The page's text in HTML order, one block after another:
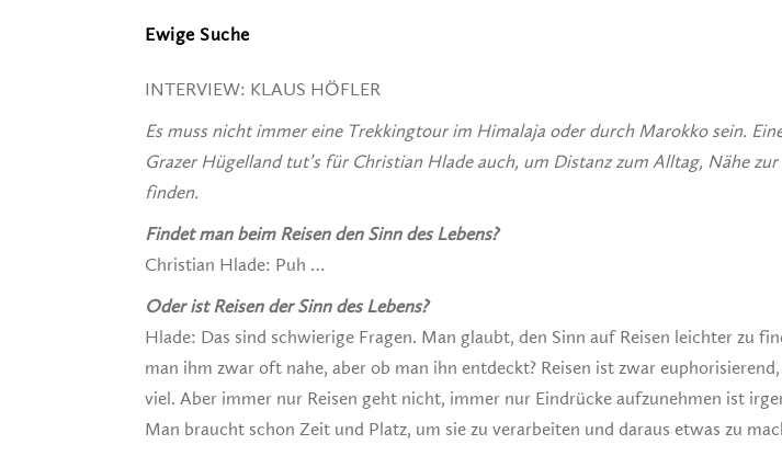
Ewige Suche
INTERVIEW: KLAUS HÖFLER
Es muss nicht immer eine Trekkingtour im Himalaja oder durch Marokko sein.
Grazer Hügelland tut’s für Christian Hlade auch, um Distanz zum Alltag, Nähe
finden.
Findet man beim Reisen den Sinn des Lebens?
Christian Hlade: Puh …
Oder ist Reisen der Sinn des Lebens?
Hlade: Das sind schwierige Fragen. Man glaubt, den Sinn auf Reisen leichter zu
man ihm zwar oft nahe, aber ob man ihn entdeckt? Reisen ist zwar
viel. Aber immer nur Reisen geht nicht, immer nur Eindrücke aufzunehmen ist
Man braucht schon Zeit und Platz, um sie zu verarbeiten und daraus etwas zu